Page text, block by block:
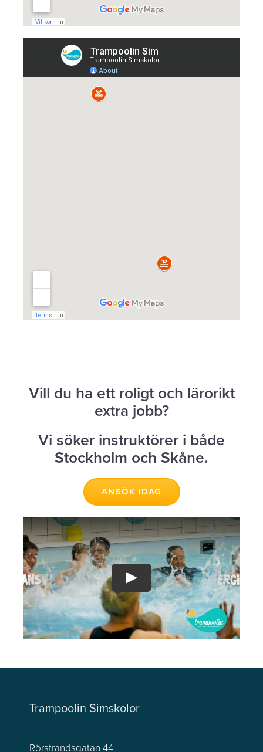
Vill du ha ett roligt och lärorikt
extra jobb?
Vi söker instruktörer i både
Stockholm och Skåne.
ANSÖK IDAG
Trampoolin Simskolor
Rörstrandsgatan 44